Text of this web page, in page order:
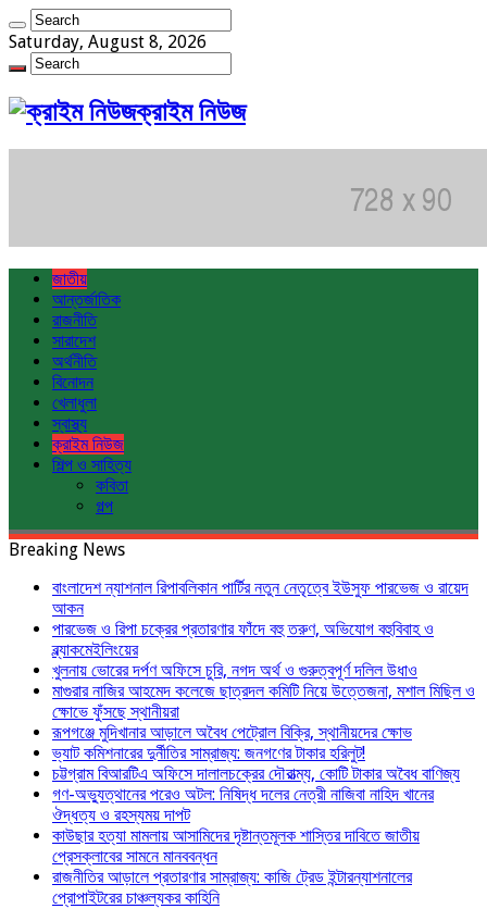
Saturday, August 8, 2026
ক্রাইম নিউজ
জাতীয়
আন্তর্জাতিক
রাজনীতি
সারাদেশ
অর্থনীতি
বিনোদন
খেলাধুলা
স্বাস্থ্য
ক্রাইম নিউজ
শিল্প ও সাহিত্য
কবিতা
গল্প
Breaking News
বাংলাদেশ ন্যাশনাল রিপাবলিকান পার্টির নতুন নেতৃত্বে ইউসুফ পারভেজ ও রায়েদ
আকন
পারভেজ ও রিপা চক্রের প্রতারণার ফাঁদে বহু তরুণ, অভিযোগ বহুবিবাহ ও
ব্ল্যাকমেইলিংয়ের
খুলনায় ভোরের দর্পণ অফিসে চুরি, নগদ অর্থ ও গুরুত্বপূর্ণ দলিল উধাও
মাগুরার নাজির আহমেদ কলেজে ছাত্রদল কমিটি নিয়ে উত্তেজনা, মশাল মিছিল ও
ক্ষোভে ফুঁসছে স্থানীয়রা
রূপগঞ্জে মুদিখানার আড়ালে অবৈধ পেট্রোল বিক্রি, স্থানীয়দের ক্ষোভ
ভ্যাট কমিশনারের দুর্নীতির সাম্রাজ্য: জনগণের টাকার হরিলুট!
চট্টগ্রাম বিআরটিএ অফিসে দালালচক্রের দৌরাত্ম্য, কোটি টাকার অবৈধ বাণিজ্য
গণ-অভ্যুত্থানের পরেও অটল: নিষিদ্ধ দলের নেত্রী নাজিবা নাহিদ খানের
ঔদ্ধত্য ও রহস্যময় দাপট
কাউছার হত্যা মামলায় আসামিদের দৃষ্টান্তমূলক শাস্তির দাবিতে জাতীয়
প্রেসক্লাবের সামনে মানববন্ধন
রাজনীতির আড়ালে প্রতারণার সাম্রাজ্য: কাজি ট্রেড ইন্টারন্যাশনালের
প্রোপাইটরের চাঞ্চল্যকর কাহিনি